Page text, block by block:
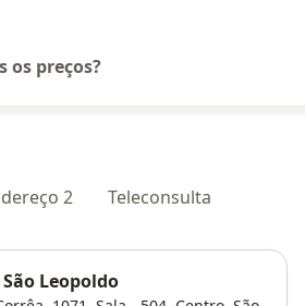
os preços?
2 Teleconsulta
Leopoldo